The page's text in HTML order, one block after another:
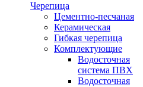
Черепица
Цементно-песчаная
Керамическая
Гибкая черепица
Комплектующие
Водосточная
система ПВХ
Водосточная